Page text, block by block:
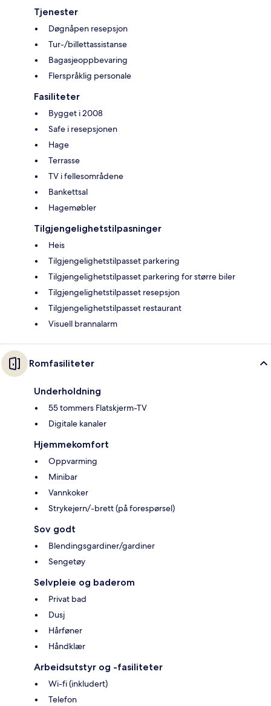
Tjenester
Døgnåpen resepsjon
Tur-/billettassistanse
Bagasjeoppbevaring
Flerspråklig personale
Fasiliteter
Bygget i 2008
Safe i resepsjonen
Hage
Terrasse
TV i fellesområdene
Bankettsal
Hagemøbler
Tilgjengelighetstilpasninger
Heis
Tilgjengelighetstilpasset parkering
Tilgjengelighetstilpasset parkering for større biler
Tilgjengelighetstilpasset resepsjon
Tilgjengelighetstilpasset restaurant
Visuell brannalarm
Romfasiliteter
Underholdning
55 tommers Flatskjerm-TV
Digitale kanaler
Hjemmekomfort
Oppvarming
Minibar
Vannkoker
Strykejern/-brett (på forespørsel)
Sov godt
Blendingsgardiner/gardiner
Sengetøy
Selvpleie og baderom
Privat bad
Dusj
Hårføner
Håndklær
Arbeidsutstyr og -fasiliteter
Wi-fi (inkludert)
Telefon